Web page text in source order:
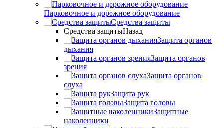
Парковочное и дорожное оборудование
Средства защиты
Средства защитыНазад
Защита органов
дыхания
Защита органов
зрения
Защита органов
слуха
Защита рук
Защита головы
Защитные
наколенники